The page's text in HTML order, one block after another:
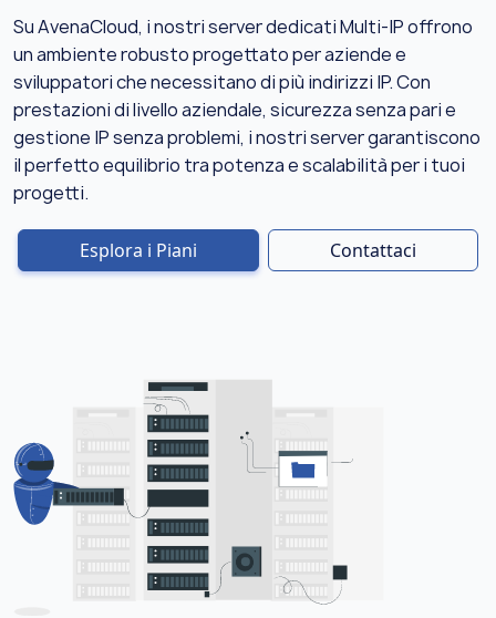
Su AvenaCloud, i nostri server dedicati Multi-IP offrono
un ambiente robusto progettato per aziende e
sviluppatori che necessitano di più indirizzi IP. Con
prestazioni di livello aziendale, sicurezza senza pari e
gestione IP senza problemi, i nostri server garantiscono
il perfetto equilibrio tra potenza e scalabilità per i tuoi
progetti.
Esplora i Piani Contattaci